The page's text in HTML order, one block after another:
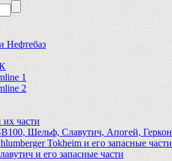
Нефтебаз
1
2
части
Шельф, Славутич, Апогей, Геркон
Tokheim и его запасные части
и его запасные части